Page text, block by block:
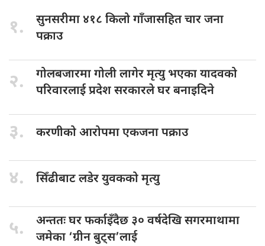
१. सुनसरीमा ४१८ किलो गाँजासहित चार जना
पक्राउ
२. गोलबजारमा गोलीलागेर मृत्यु भएका यादवको
परिवारलाई प्रदेश सरकारले घर बनाइदिने
३. करणीको आरोपमाएकजना पक्राउ
४. सिँढीबाट लडेरयुवकको मृत्यु
५. अन्ततः घरफर्काइँदैछ ३० वर्षदेखि सगरमाथामा
जमेका ‘ग्रीन बुट्स’लाई